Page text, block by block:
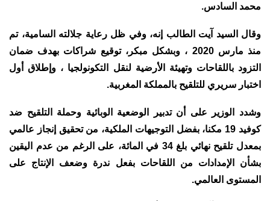
محمد السادس.
وقال السيد آيت الطالب إنه، وفي ظل رعاية جلالته السامية، تم
منذ مارس 2020 ، وبشكل مبكر، توقيع شراكات بهدف ضمان
التزود باللقاحات وتهيئة الأرضية لنقل التكونولجيا ، وإطلاق أول
اختبار سريري للتلقيح بالمملكة المغربية.
وشدد الوزير على أن تدبير الوضعية الوبائية وحملة التلقيح ضد
كوفيد 19 مكنا، بفضل التوجيهات الملكية، من تحقيق إنجاز عالمي
بمعدل تلقيح نهائي بلغ 34 في المائة، على الرغم من عدم اليقين
بشأن الإمدادات من اللقاحات بفعل ندرة وضعف الإنتاج على
المستوى العالمي.